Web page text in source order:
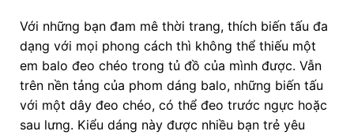
Với những bạn đam mê thời trang, thích biến tấu đa
dạng với mọi phong cách thì không thể thiếu một
em balo đeo chéo trong tủ đồ của mình được. Vẫn
trên nền tảng của phom dáng balo, những biến tấu
với một dây đeo chéo, có thể đeo trước ngực hoặc
sau lưng. Kiểu dáng này được nhiều bạn trẻ yêu